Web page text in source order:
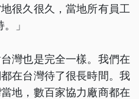
很久很久，當地所有員工
」
灣也是完全一樣。我們在
在台灣待了很長時間。我
地，數百家協力廠商都在